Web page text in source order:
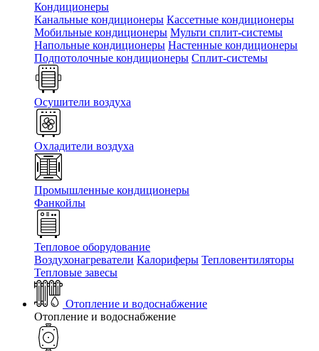
Кондиционеры
Канальные кондиционеры Кассетные кондиционеры
Мобильные кондиционеры Мульти сплит-системы
Напольные кондиционеры Настенные кондиционеры
Подпотолочные кондиционеры Сплит-системы
Осушители воздуха
Охладители воздуха
Промышленные кондиционеры
Фанкойлы
Тепловое оборудование
Воздухонагреватели Калориферы Тепловентиляторы
Тепловые завесы
Отопление и водоснабжение
Отопление и водоснабжение